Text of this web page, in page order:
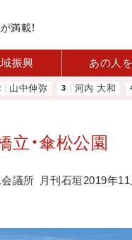
満載！
振興 あの人
河内 大和 アップル
・傘松公園
議所 月刊石垣2019年